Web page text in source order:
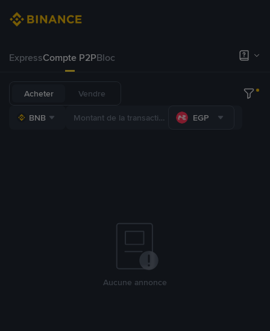
ExpressCompte P2PBloc
Acheter Vendre
BNB EGP
Aucune annonce